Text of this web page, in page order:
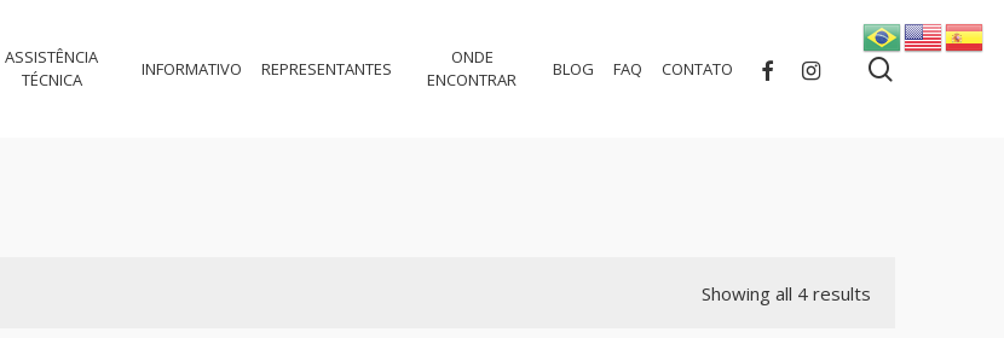
ASSISTÊNCIA
TÉCNICA
INFORMATIVO REPRESENTANTES
ONDE
ENCONTRAR
BLOG FAQ CONTATO FACEBOOKINSTAGRAM
Showing all 4 results